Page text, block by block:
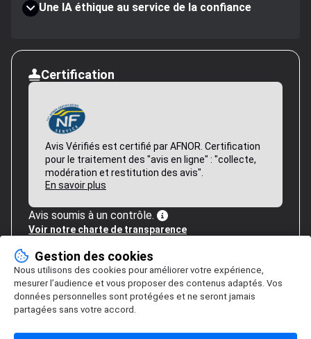
Une IA éthique au service de la confiance
Certification
Avis Vérifiés est certifié par AFNOR. Certification
pour le traitement des "avis en ligne" : "collecte,
modération et restitution des avis".
En savoir plus
Avis soumis à un contrôle.
Voir notre charte de transparence
Gestion des cookies
Nous utilisons des cookies pour améliorer votre expérience,
mesurer l’audience et vous proposer des contenus adaptés. Vos
données personnelles sont protégées et ne seront jamais
partagées sans votre accord.